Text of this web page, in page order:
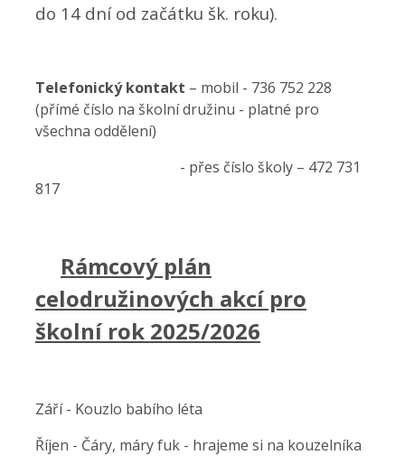
do 14 dní od začátku šk. roku).
Telefonický kontakt – mobil - 736 752 228
(přímé číslo na školní družinu - platné pro
všechna oddělení)
- přes číslo školy – 472 731
817
Rámcový plán
celodružinových akcí pro
školní rok 2025/2026
Září- Kouzlo babího léta
Říjen - Čáry, máryfuk - hrajeme si na kouzelníka